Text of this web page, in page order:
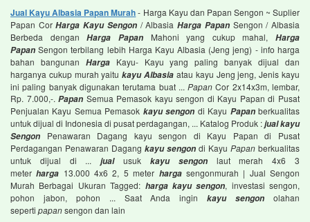
Jual Kayu Albasia Papan Murah- Harga Kayu dan Papan Sengon ~ Suplier
Papan CorHarga Kayu Sengon/ AlbasiaHarga PapanSengon / Albasia
Berbeda denganHarga PapanMahoni yang cukup mahal, Harga
Papan Sengon terbilang lebih Harga Kayu Albasia (Jeng jeng) - info harga
bahan bangunan HargaKayu- Kayu yang paling banyak dijual dan
harganya cukup murah yaitukayu Albasia atau kayu Jeng jeng, Jenis kayu
ini paling banyak digunakan terutama buat ...Papan Cor 2x14x3m, lembar,
Rp. 7.000,-.Papan Semua Pemasok kayu sengon di Kayu Papan di Pusat
Penjualan Kayu Semua Pemasok kayu sengon di Kayu Papanberkualitas
untuk dijual di Indonesia di pusat perdagangan, ... Katalog Produk :jual kayu
Sengon Penawaran Dagang kayu sengon di Kayu Papan di Pusat
Perdagangan Penawaran Dagang kayu sengon di Kayu Papan berkualitas
untuk dijual di ...jualusuk kayu sengonlaut merah 4x6 3
meterharga 13.000 4x6 2, 5 meter harga sengonmurah | Jual Sengon
Murah Berbagai Ukuran Tagged: harga kayu sengon, investasi sengon,
pohon jabon, pohon ... Saat Anda inginkayu sengon olahan
seperti papansengon dan lain